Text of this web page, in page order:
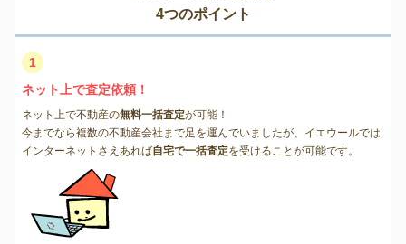
4つのポイント
1
ネット上で査定依頼！
ネット上で不動産の無料一括査定が可能！
今までなら複数の不動産会社まで足を運んでいましたが、イエウールでは
インターネットさえあれば自宅で一括査定を受けることが可能です。